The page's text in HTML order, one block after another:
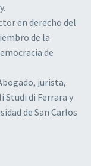
en derecho del
de la
de
jurista,
Studi di Ferrara y
de San Carlos